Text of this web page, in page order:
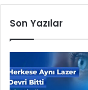
r
g
n
l
Son Yazılar